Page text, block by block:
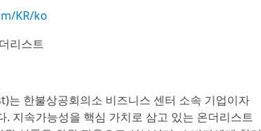
KR/ko
리스트
는 한불상공회의소 비즈니스 센터 소속 기업이자
지속가능성을 핵심 가치로 삼고 있는 온더리스트